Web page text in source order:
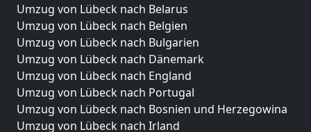
Umzug von Lübeck nach Belarus
Umzug von Lübeck nach Belgien
Umzug von Lübeck nach Bulgarien
Umzug von Lübeck nach Dänemark
Umzug von Lübeck nach England
Umzug von Lübeck nach Portugal
Umzug von Lübeck nach Bosnien und Herzegowina
Umzug von Lübeck nach Irland